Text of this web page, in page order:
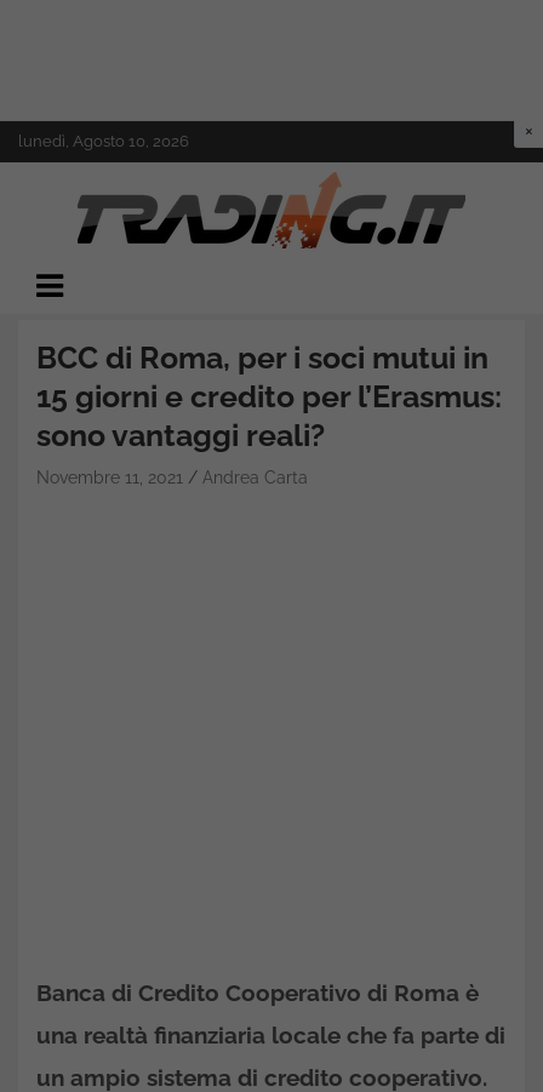
Skip
to
lunedì, Agosto 10, 2026
Trading.it
BCC di Roma, per i soci mutui in
15 giorni e credito per l’Erasmus:
sono vantaggi reali?
Novembre 11, 2021 Andrea Carta
Banca di Credito Cooperativo di Roma è
una realtà finanziaria locale che fa parte di
un ampio sistema di credito cooperativo.